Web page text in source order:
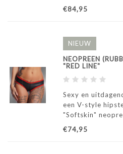
sexy looks. Voor
en exclusieve
€84,95
NIEUW
NEOPREEN
"RED LINE"
Sexy en
een V-style
"Softskin"
uitstekende
€74,95